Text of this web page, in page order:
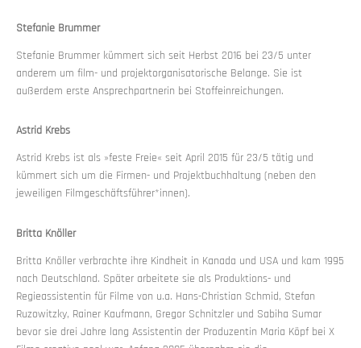
Stefanie Brummer
Stefanie Brummer kümmert sich seit Herbst 2016 bei 23/5 unter
anderem um film- und projektorganisatorische Belange. Sie ist
außerdem erste Ansprechpartnerin bei Stoffeinreichungen.
Astrid Krebs
Astrid Krebs ist als »feste Freie« seit April 2015 für 23/5 tätig und
kümmert sich um die Firmen- und Projektbuchhaltung (neben den
jeweiligen Filmgeschäftsführer*innen).
Britta Knöller
Britta Knöller verbrachte ihre Kindheit in Kanada und USA und kam 1995
nach Deutschland. Später arbeitete sie als Produktions- und
Regieassistentin für Filme von u.a. Hans-Christian Schmid, Stefan
Ruzowitzky, Rainer Kaufmann, Gregor Schnitzler und Sabiha Sumar
bevor sie drei Jahre lang Assistentin der Produzentin Maria Köpf bei X